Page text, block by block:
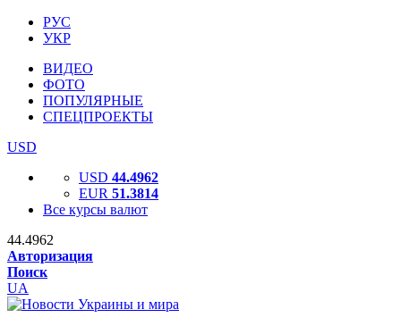
РУС
УКР
ВИДЕО
ФОТО
ПОПУЛЯРНЫЕ
СПЕЦПРОЕКТЫ
USD
USD 44.4962
EUR 51.3814
Все курсы валют
44.4962
Авторизация
Поиск
UA